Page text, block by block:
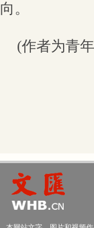
向。
(作者为青